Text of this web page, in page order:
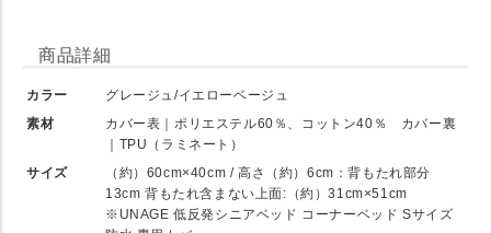
商品詳細
カラー
グレージュ/イエローベージュ
素材
カバー表｜ポリエステル60％、コットン40％ カバー裏
｜TPU（ラミネート）
サイズ
（約）60cm×40cm / 高さ（約）6cm：背もたれ部分
13cm 背もたれ含まない上面:（約）31cm×51cm
※UNAGE 低反発シニアベッド コーナーベッド Sサイズ